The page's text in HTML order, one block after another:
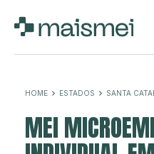
HOME ESTADOS SANTA
MEI